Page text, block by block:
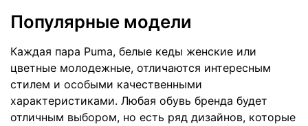
Популярные модели
Каждая пара Puma, белые кеды женские или
цветные молодежные, отличаются интересным
стилем и особыми качественными
характеристиками. Любая обувь бренда будет
отличным выбором, но есть ряд дизайнов, которые